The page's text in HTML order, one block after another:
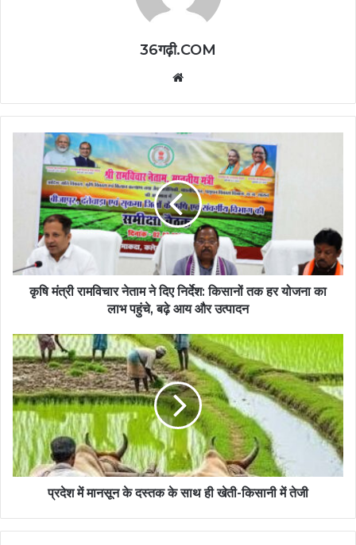
36गढ़ी.COM
कृषि मंत्री रामविचार नेताम ने दिए निर्देश: किसानों तक हर योजना का
लाभ पहुंचे, बढ़े आय और उत्पादन
प्रदेश में मानसून के दस्तक के साथ ही खेती-किसानी में तेजी